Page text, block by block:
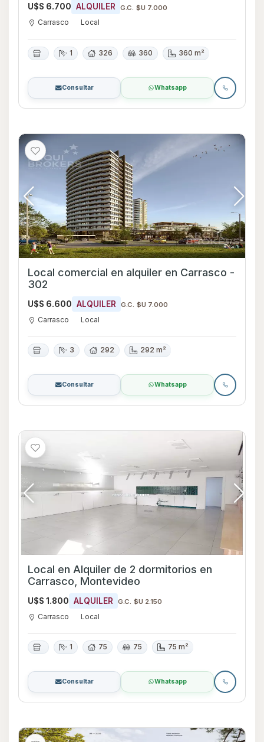
U$S 6.700 ALQUILER G.C. $U 7.000
Carrasco Local
1 326 360 360 m²
Consultar Whatsapp
Local comercial en alquiler en Carrasco -
302
U$S 6.600 ALQUILER G.C. $U 7.000
Carrasco Local
3 292 292 m²
Consultar Whatsapp
Local en Alquiler de 2 dormitorios en
Carrasco, Montevideo
U$S 1.800 ALQUILER G.C. $U 2.150
Carrasco Local
1 75 75 75 m²
Consultar Whatsapp